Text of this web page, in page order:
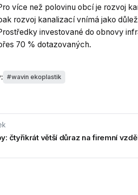
více než polovinu obcí je rozvoj
rozvoj kanalizací vnímá jako
investované do obnovy
70 % dotazovaných.
wavin ekoplastik
čtyřikrát větší důraz na firemní